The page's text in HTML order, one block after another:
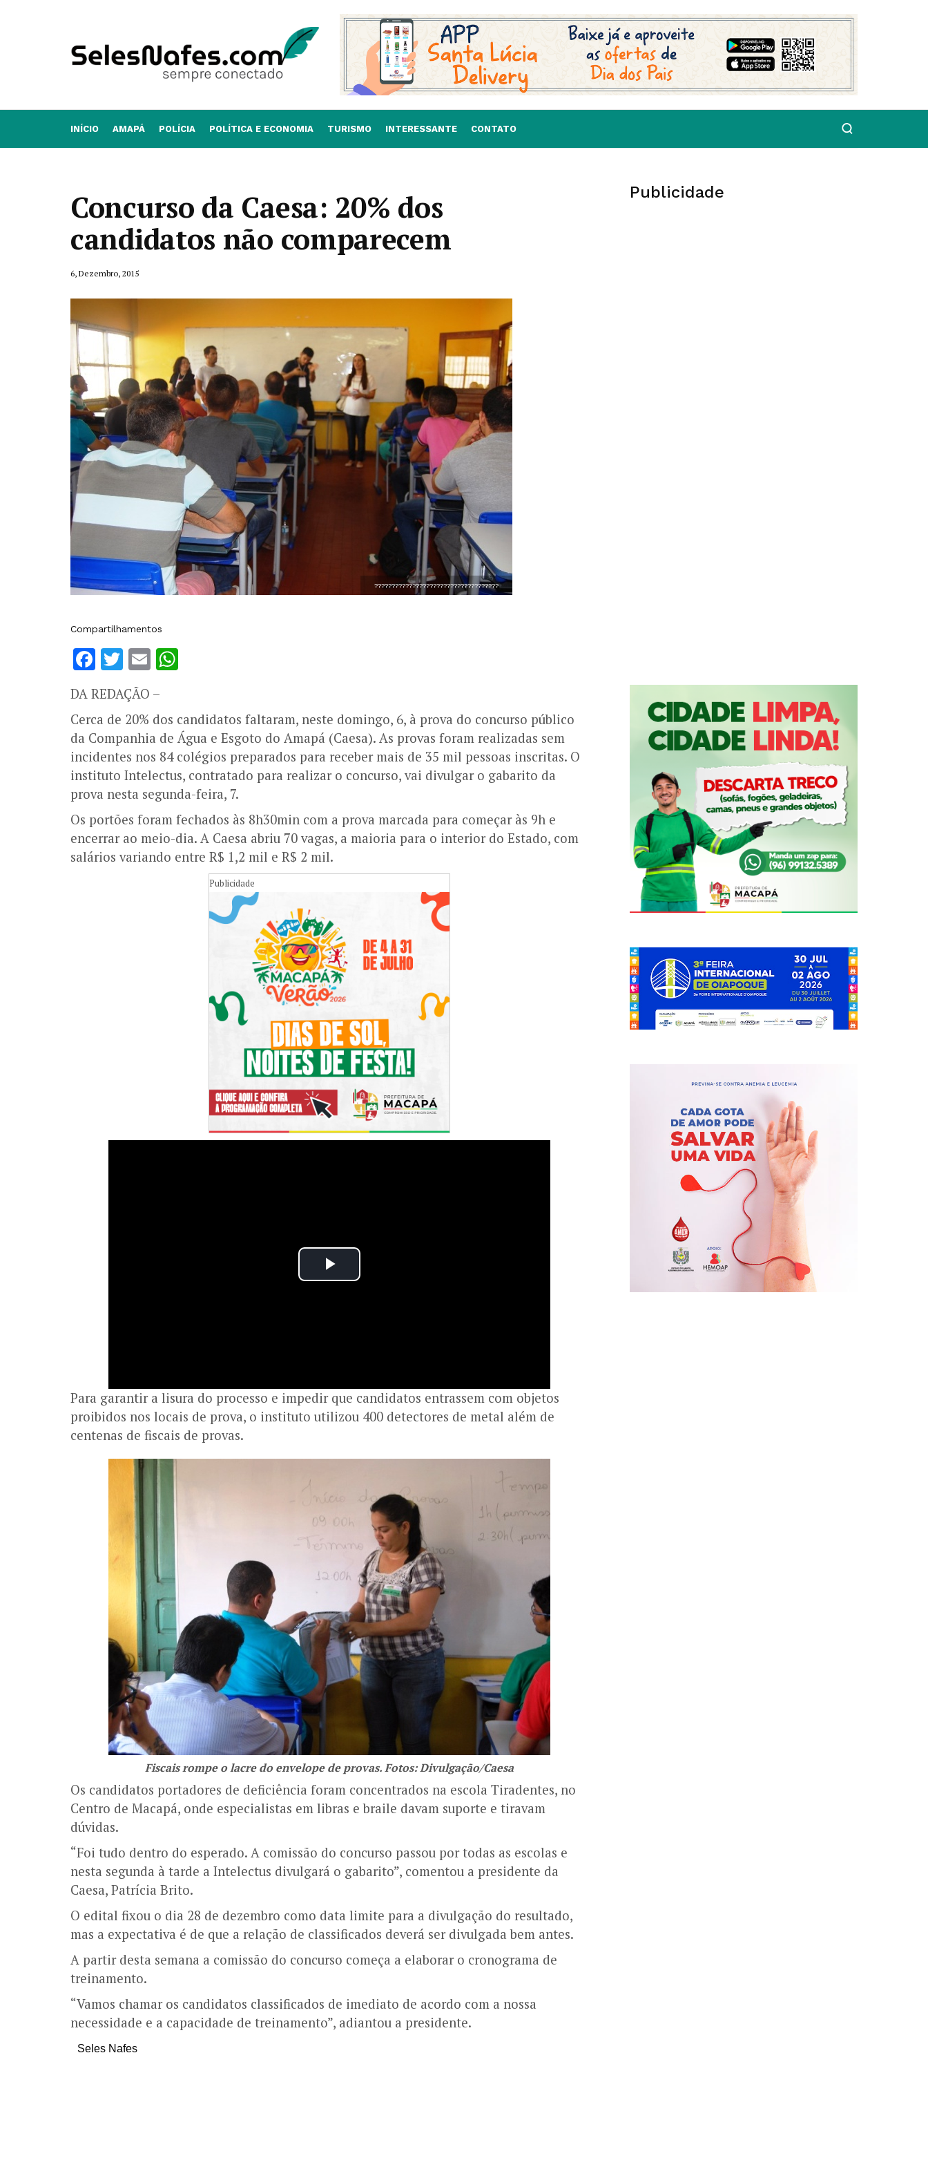
INÍCIO AMAPÁ POLÍCIA POLÍTICA E ECONOMIA TURISMO INTERESSANTE CONTATO
Concurso da Caesa: 20% dos
candidatos não comparecem
6, Dezembro, 2015
????????????????????????????????????
Compartilhamentos
Facebook
Twitter
Email
DA REDAÇÃO –
Cerca de 20% dos candidatos faltaram, neste domingo, 6, à prova do concurso público
da Companhia de Água e Esgoto do Amapá (Caesa). As provas foram realizadas sem
incidentes nos 84 colégios preparados para receber mais de 35 mil pessoas inscritas. O
instituto Intelectus, contratado para realizar o concurso, vai divulgar o gabarito da
prova nesta segunda-feira, 7.
Os portões foram fechados às 8h30min com a prova marcada para começar às 9h e
encerrar ao meio-dia. A Caesa abriu 70 vagas, a maioria para o interior do Estado, com
salários variando entre R$ 1,2 mil e R$ 2 mil.
Publicidade
Para garantir a lisura do processo e impedir que candidatos entrassem com objetos
proibidos nos locais de prova, o instituto utilizou 400 detectores de metal além de
centenas de fiscais de provas.
Fiscais rompe o lacre do envelope de provas. Fotos: Divulgação/Caesa
Os candidatos portadores de deficiência foram concentrados na escola Tiradentes, no
Centro de Macapá, onde especialistas em libras e braile davam suporte e tiravam
dúvidas.
“Foi tudo dentro do esperado. A comissão do concurso passou por todas as escolas e
nesta segunda à tarde a Intelectus divulgará o gabarito”, comentou a presidente da
Caesa, Patrícia Brito.
O edital fixou o dia 28 de dezembro como data limite para a divulgação do resultado,
mas a expectativa é de que a relação de classificados deverá ser divulgada bem antes.
A partir desta semana a comissão do concurso começa a elaborar o cronograma de
treinamento.
“Vamos chamar os candidatos classificados de imediato de acordo com a nossa
necessidade e a capacidade de treinamento”, adiantou a presidente.
Seles Nafes
Publicidade